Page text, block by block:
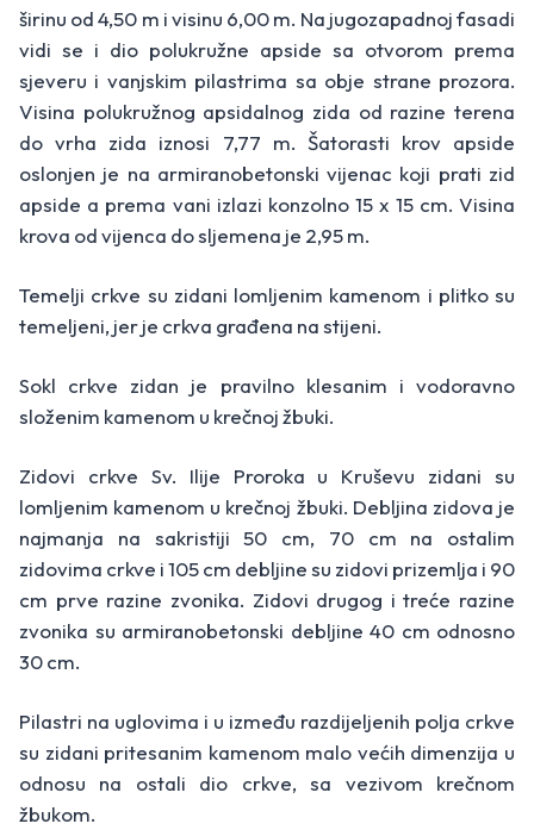
širinu od 4,50 m i visinu 6,00 m. Na jugozapadnoj fasadi
vidi se i dio polukružne apside sa otvorom prema
sjeveru i vanjskim pilastrima sa obje strane prozora.
Visina polukružnog apsidalnog zida od razine terena
do vrha zida iznosi 7,77 m. Šatorasti krov apside
oslonjen je na armiranobetonski vijenac koji prati zid
apside a prema vani izlazi konzolno 15 x 15 cm. Visina
krova od vijenca do sljemena je 2,95 m.
Temelji crkve su zidani lomljenim kamenom i plitko su
temeljeni, jer je crkva građena na stijeni.
Sokl crkve zidan je pravilno klesanim i vodoravno
složenim kamenom u krečnoj žbuki.
Zidovi crkve Sv. Ilije Proroka u Kruševu zidani su
lomljenim kamenom u krečnoj žbuki. Debljina zidova je
najmanja na sakristiji 50 cm, 70 cm na ostalim
zidovima crkve i 105 cm debljine su zidovi prizemlja i 90
cm prve razine zvonika. Zidovi drugog i treće razine
zvonika su armiranobetonski debljine 40 cm odnosno
30 cm.
Pilastri na uglovima i u između razdijeljenih polja crkve
su zidani pritesanim kamenom malo većih dimenzija u
odnosu na ostali dio crkve, sa vezivom krečnom
žbukom.